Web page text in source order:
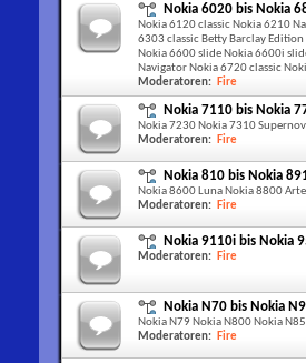
Nokia 6020 bis Nokia
Nokia 6120 classic Nokia 6210
6303 classic Betty Barclay
Nokia 6600 slide Nokia 6600i
Navigator Nokia 6720 classic
Moderatoren:
Fire
Nokia 7110 bis Nokia
Nokia 7230 Nokia 7310
Moderatoren:
Fire
Nokia 810 bis Nokia
Nokia 8600 Luna Nokia 8800
Moderatoren:
Fire
Nokia 9110i bis Nokia
Moderatoren: Fire
Nokia N70 bis Nokia
Nokia N79 Nokia N800 Nokia
Moderatoren:
Fire